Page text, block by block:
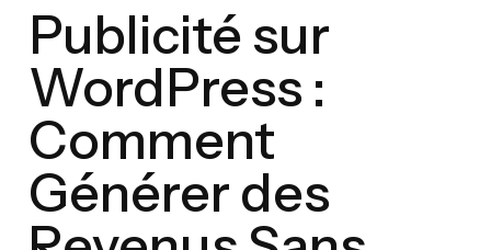
Publicité sur
WordPress :
Comment
Générer des